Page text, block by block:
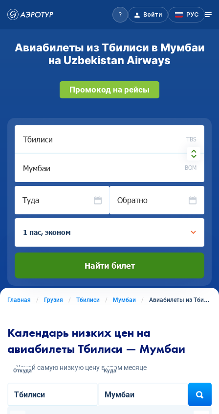
Войти РУС
Авиабилеты из Тбилиси в Мумбаи
на Uzbekistan Airways
Промокод на рейсы
TBS
BOM
Туда Обратно
1 пас, эконом
Найти билет
Главная Грузия Тбилиси Мумбаи Авиабилеты из Тбилиси в Мумбаи
Календарь низких цен на
авиабилеты Тбилиси — Мумбаи
Узнай самую низкую цену в этом месяце
Откуда Куда